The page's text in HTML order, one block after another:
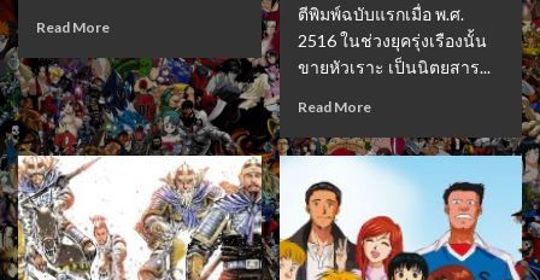
Read More
ตีพิมพ์ฉบับแรกเมื่อ พ.ศ.
2516 ในช่วงยุครุ่งเรืองนั้น
ขายหัวเราะ เป็นนิตยสาร...
Read More